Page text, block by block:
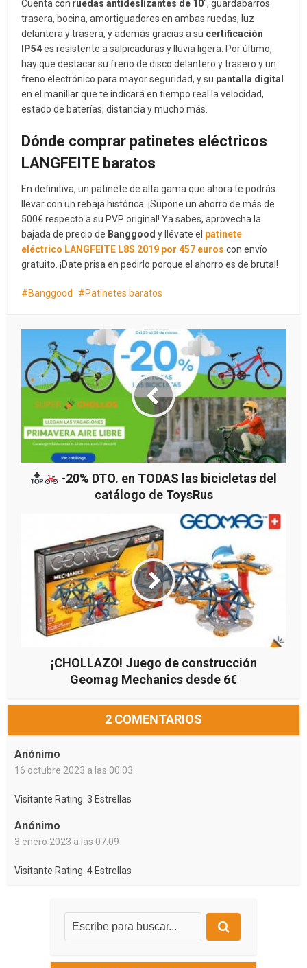
Cuenta con ruedas antideslizantes de 10“, guardabarros
trasera, bocina, amortiguadores en ambas ruedas, luz
delantera y trasera, y además gracias a su certificación
IP54es resistente a salpicaduras y lluvia ligera. Por último,
hay que destacar su freno de disco delantero y trasero y un
freno electrónico para mayor seguridad, y su pantalla digital
en el manillar que te indicará en tiempo real la velocidad,
estado de baterías, distancia y mucho más.
Dónde comprar patinetes eléctricos
LANGFEITE baratos
En definitiva, un patinete de alta gama que ahora te podrás
llevar con un rebaja histórica. ¡Supone un ahorro de más de
500€ respecto a su PVP original! Ya sabes, aprovecha la
bajada de precio de Banggoody llévate el patinete
eléctrico LANGFEITE L8S 2019 por 457 euros con envío
gratuito. ¡Date prisa en pedirlo porque el ahorro es de brutal!
Banggood Patinetes baratos
-20% DTO. en TODAS las bicicletas del
catálogo de ToysRus
¡CHOLLAZO! Juego de construcción
Geomag Mechanics desde 6€
2 COMENTARIOS
Anónimo
16 octubre 2023 a las 00:03
Visitante Rating: 3 Estrellas
Anónimo
3 enero 2023 a las 07:09
Visitante Rating: 4 Estrellas